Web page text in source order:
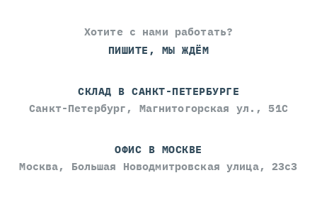
Хотите с нами работать?
ПИШИТЕ, МЫ ЖДЁМ
СКЛАД В САНКТ-ПЕТЕРБУРГЕ
Санкт-Петербург, Магнитогорская ул., 51С
ОФИС В МОСКВЕ
Москва, Большая Новодмитровская улица, 23с3